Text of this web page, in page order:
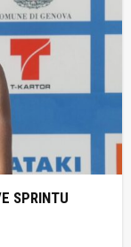
SPRINTU